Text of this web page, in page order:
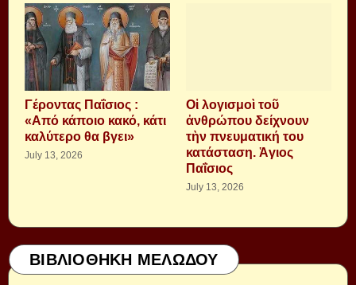
Γέροντας Παΐσιος :
«Από κάποιο κακό, κάτι
καλύτερο θα βγει»
July 13, 2026
Οἱ λογισμοὶ τοῦ
ἀνθρώπου δείχνουν
τὴν πνευματική του
κατάσταση. Ἁγιος
Παΐσιος
July 13, 2026
ΒΙΒΛΙΟΘΗΚΗ ΜΕΛΩΔΟΥ